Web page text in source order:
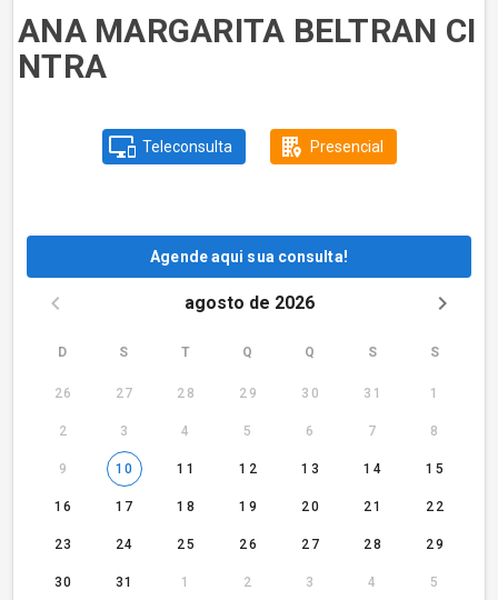
ANA MARGARITA BELTRAN CI
NTRA
Teleconsulta Presencial
Agende aqui sua consulta!
agosto de 2026
D S T Q Q S S
26 27 28 29 30 31 1
2 3 4 5 6 7 8
9 10 11 12 13 14 15
16 17 18 19 20 21 22
23 24 25 26 27 28 29
30 31 1 2 3 4 5